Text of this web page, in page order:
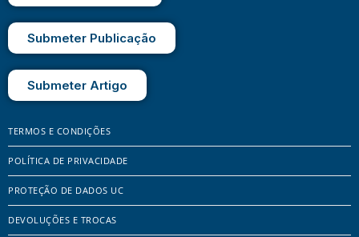
Submeter Publicação
Submeter Artigo
TERMOS E CONDIÇÕES
POLÍTICA DE PRIVACIDADE
PROTEÇÃO DE DADOS UC
DEVOLUÇÕES E TROCAS